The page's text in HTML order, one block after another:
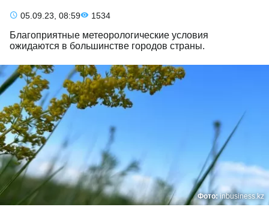
05.09.23, 08:59 1534
Благоприятные метеорологические условия
ожидаются в большинстве городов страны.
Фото:inbusiness.kz